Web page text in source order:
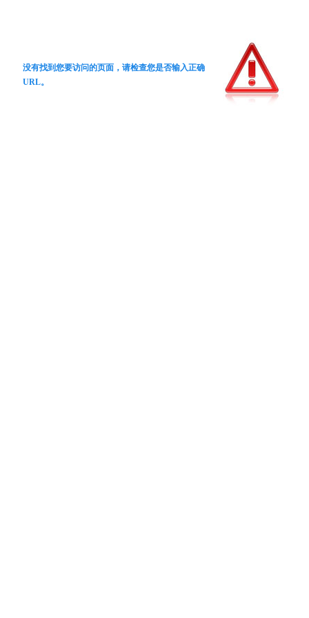
没有找到您要访问的页面，请检查您是否输入正确
URL。